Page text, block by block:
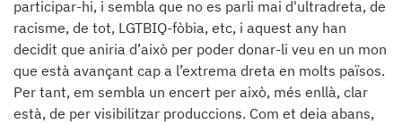
participar-hi, i sembla que no es parli mai d'ultradreta, de
racisme, de tot, LGTBIQ-fòbia, etc, i aquest any han
decidit que aniria d’això per poder donar-li veu en un mon
que està avançant cap a l’extrema dreta en molts països.
Per tant, em sembla un encert per això, més enllà, clar
està, de per visibilitzar produccions. Com et deia abans,